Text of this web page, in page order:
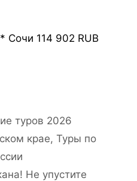
114 902 RUB
туров 2026
крае,Туры по
Не упустите